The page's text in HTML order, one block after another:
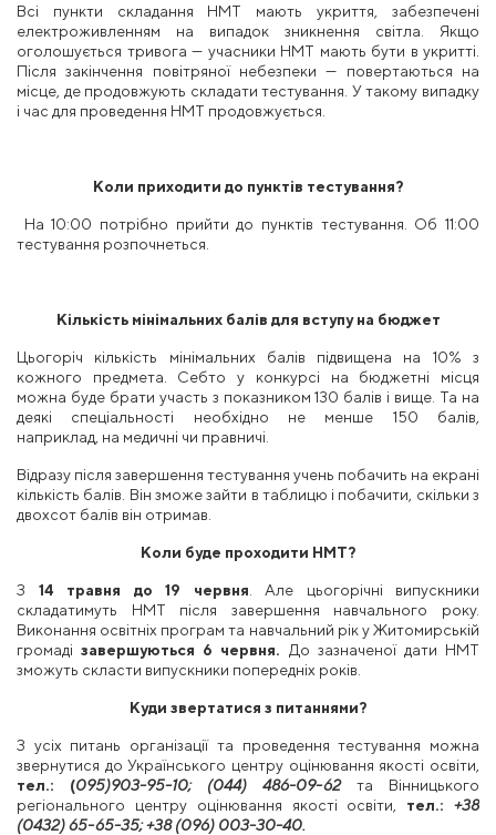
Всі пункти складання НМТ мають укриття, забезпечені
електроживленням на випадок зникнення світла. Якщо
оголошується тривога — учасники НМТ мають бути в укритті.
Після закінчення повітряної небезпеки— повертаються на
місце, де продовжують складати тестування. У такому випадку
і час для проведення НМТ продовжується.
Коли приходити до пунктів тестування?
На 10:00 потрібно прийти до пунктів тестування. Об 11:00
тестування розпочнеться.
Кількість мінімальних балів для вступу на бюджет
Цьогоріч кількість мінімальних балів підвищена на 10% з
кожного предмета. Себто у конкурсі на бюджетні місця
можна буде брати участь з показником 130 балів і вище. Та на
деякі спеціальності необхідно не менше 150 балів,
наприклад, на медичні чи правничі.
Відразу після завершення тестування учень побачить на екрані
кількість балів. Він зможе зайти в таблицю і побачити, скільки з
двохсот балів він отримав.
Коли буде проходити НМТ?
З 14 травня до 19 червня . Але цьогорічні випускники
складатимуть НМТ після завершення навчального року.
Виконання освітніх програм та навчальний рік у Житомирській
громадізавершуються 6 червня. До зазначеної дати НМТ
зможуть скласти випускники попередніх років.
Куди звертатися з питаннями?
З усіх питань організації та проведення тестування можна
звернутися до Українського центру оцінювання якості освіти,
тел.: (095)903-95-10; (044) 486-09-62 та Вінницького
регіонального центру оцінювання якості освіти, тел.:+38
(0432)65-65-35; +38 (096) 003-30-40.